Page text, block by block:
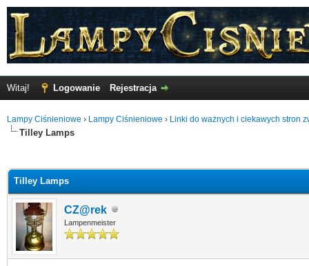
Witaj! Logowanie Rejestracja
Lampy Ciśnieniowe › Lampy Ciśnieniowe › Linki do ważnych i ciekawych stron
Tilley Lamps
Tilley Lamps
CZ@rek
Lampenmeister